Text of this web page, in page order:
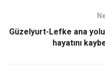
Güzelyurt-Lefke ana
hayatını